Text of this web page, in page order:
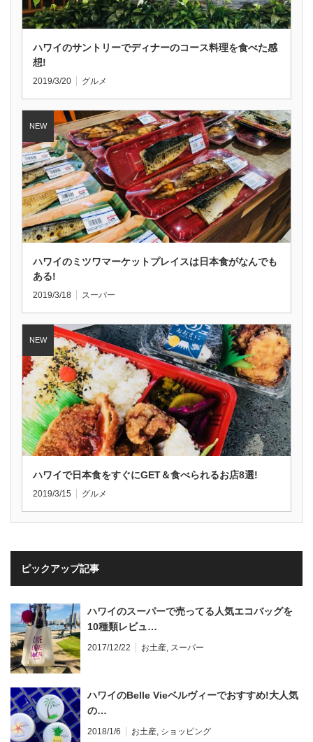
ハワイのサントリーでディナーのコース料理を食べた感
想!
2019/3/20 グルメ
ハワイのミツワマーケットプレイスは日本食がなんでも
ある!
2019/3/18 スーパー
ハワイで日本食をすぐにGET＆食べられるお店8選!
2019/3/15 グルメ
ピックアップ記事
ハワイのスーパーで売ってる人気エコバッグを
10種類レビュ…
2017/12/22 お土産, スーパー
ハワイのBelle Vieベルヴィーでおすすめ!大人気
の…
2018/1/6 お土産, ショッピング